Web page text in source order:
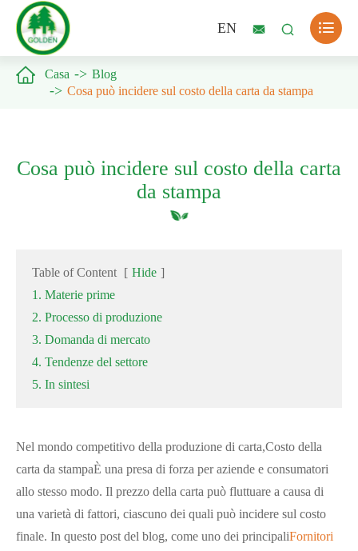
EN   
 Casa
Blog
Cosa può incidere sul costo della carta da stampa
Cosa può incidere sul costo della carta
da stampa
Table of Content [ Hide ]
1. Materie prime
2. Processo di produzione
3. Domanda di mercato
4. Tendenze del settore
5. In sintesi
Nel mondo competitivo della produzione di carta,Costo della
carta da stampaÈ una presa di forza per aziende e consumatori
allo stesso modo. Il prezzo della carta può fluttuare a causa di
una varietà di fattori, ciascuno dei quali può incidere sul costo
finale. In questo post del blog, come uno dei principaliFornitori